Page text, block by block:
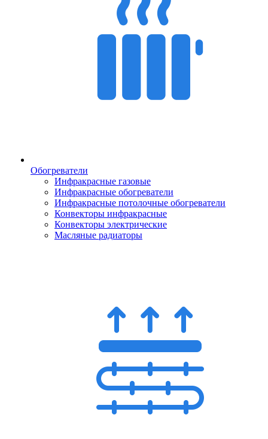
Обогреватели
Инфракрасные газовые
Инфракрасные обогреватели
Инфракрасные потолочные обогреватели
Конвекторы инфракрасные
Конвекторы электрические
Масляные радиаторы